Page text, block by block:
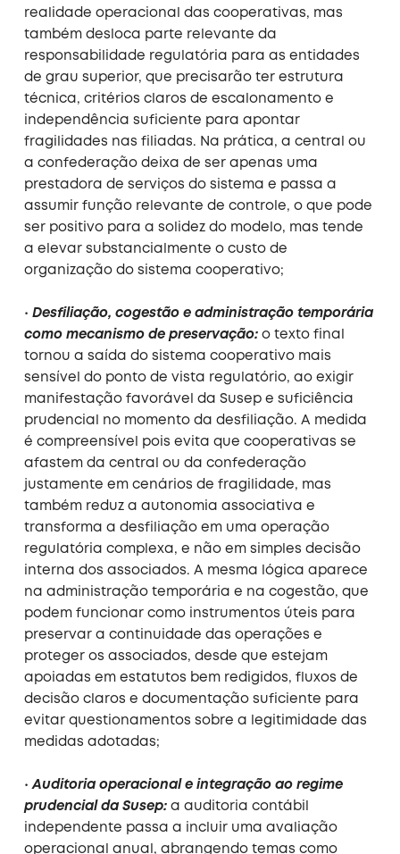
realidade operacional das cooperativas, mas
também desloca parte relevante da
responsabilidade regulatória para as entidades
de grau superior, que precisarão ter estrutura
técnica, critérios claros de escalonamento e
independência suficiente para apontar
fragilidades nas filiadas. Na prática, a central ou
a confederação deixa de ser apenas uma
prestadora de serviços do sistema e passa a
assumir função relevante de controle, o que pode
ser positivo para a solidez do modelo, mas tende
a elevar substancialmente o custo de
organização do sistema cooperativo;
• Desfiliação, cogestão e administração temporária
como mecanismo de preservação: o texto final
tornou a saída do sistema cooperativo mais
sensível do ponto de vista regulatório, ao exigir
manifestação favorável da Susep e suficiência
prudencial no momento da desfiliação. A medida
é compreensível pois evita que cooperativas se
afastem da central ou da confederação
justamente em cenários de fragilidade, mas
também reduz a autonomia associativa e
transforma a desfiliação em uma operação
regulatória complexa, e não em simples decisão
interna dos associados. A mesma lógica aparece
na administração temporária e na cogestão, que
podem funcionar como instrumentos úteis para
preservar a continuidade das operações e
proteger os associados, desde que estejam
apoiadas em estatutos bem redigidos, fluxos de
decisão claros e documentação suficiente para
evitar questionamentos sobre a legitimidade das
medidas adotadas;
•Auditoria operacional e integração ao regime
prudencial da Susep:a auditoria contábil
independente passa a incluir uma avaliação
operacional anual, abrangendo temas como